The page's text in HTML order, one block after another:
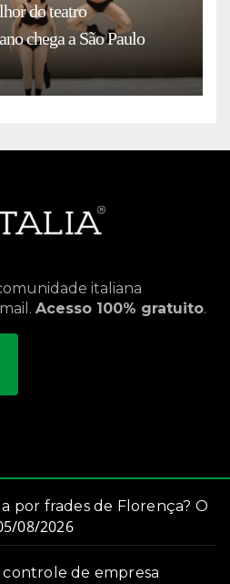
do teatro
chega a São Paulo
italiana
Acesso 100% gratuito.
por frades de Florença? O
08/2026
controle de empresa